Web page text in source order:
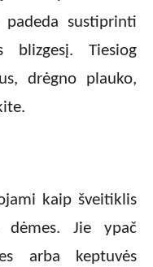
sustiprinti
Tiesiog
drėgno plauko,
kaip šveitiklis
dėmes. Jie ypač
arba keptuvės